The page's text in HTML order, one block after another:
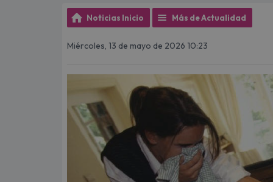
Noticias Inicio Más de Actualidad
Miércoles, 13 de mayo de 2026 10:23